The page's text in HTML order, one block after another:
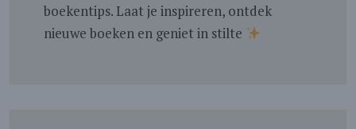
boekentips. Laat je inspireren, ontdek
nieuwe boeken en geniet in stilte